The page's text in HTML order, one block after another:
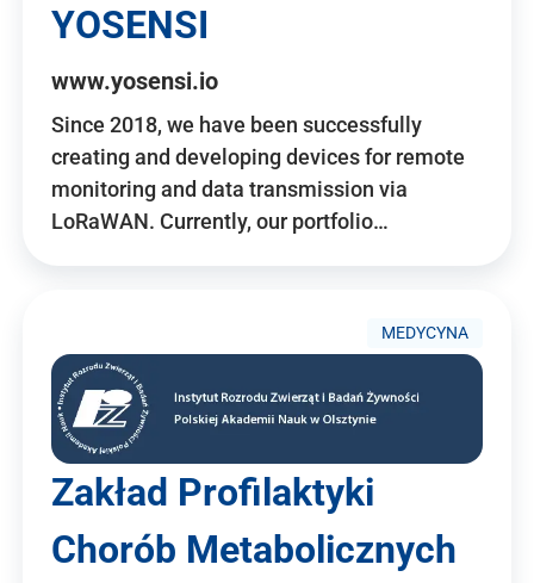
YOSENSI
www.yosensi.io
Since 2018, we have been successfully
creating and developing devices for remote
monitoring and data transmission via
LoRaWAN. Currently, our portfolio…
MEDYCYNA
Zakład Profilaktyki
Chorób Metabolicznych